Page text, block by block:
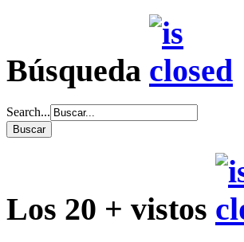
Búsqueda
Search...
Los 20 + vistos